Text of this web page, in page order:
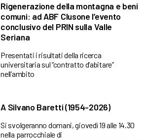
Rigenerazione della montagna e beni
comuni: ad ABF Clusone l’evento
conclusivo del PRIN sulla Valle
Seriana
Presentati i risultati della ricerca
universitaria sul “contratto d’abitare”
nell’ambito
A Silvano Baretti (1954-2026)
Si svolgeranno domani, giovedì 19 alle 14.30
nella parrocchiale di